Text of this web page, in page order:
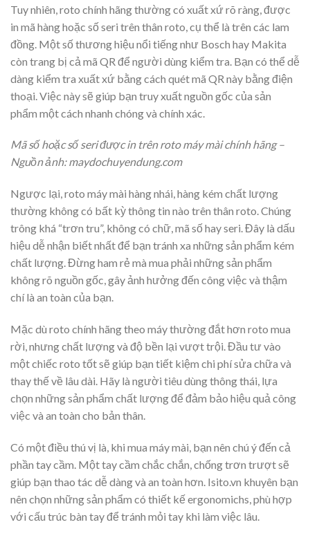
Tuy nhiên, roto chính hãng thường có xuất xứ rõ ràng, được
in mã hàng hoặc số seri trên thân roto, cụ thể là trên các lam
đồng. Một số thương hiệu nổi tiếng như Bosch hay Makita
còn trang bị cả mã QR để người dùng kiểm tra. Bạn có thể dễ
dàng kiểm tra xuất xứ bằng cách quét mã QR này bằng điện
thoại. Việc này sẽ giúp bạn truy xuất nguồn gốc của sản
phẩm một cách nhanh chóng và chính xác.
Mã số hoặc số seri được in trên roto máy mài chính hãng –
Nguồn ảnh: maydochuyendung.com
Ngược lại, roto máy mài hàng nhái, hàng kém chất lượng
thường không có bất kỳ thông tin nào trên thân roto. Chúng
trông khá “trơn tru”, không có chữ, mã số hay seri. Đây là dấu
hiệu dễ nhận biết nhất để bạn tránh xa những sản phẩm kém
chất lượng. Đừng ham rẻ mà mua phải những sản phẩm
không rõ nguồn gốc, gây ảnh hưởng đến công việc và thậm
chí là an toàn của bạn.
Mặc dù roto chính hãng theo máy thường đắt hơn roto mua
rời, nhưng chất lượng và độ bền lại vượt trội. Đầu tư vào
một chiếc roto tốt sẽ giúp bạn tiết kiệm chi phí sửa chữa và
thay thế về lâu dài. Hãy là người tiêu dùng thông thái, lựa
chọn những sản phẩm chất lượng để đảm bảo hiệu quả công
việc và an toàn cho bản thân.
Có một điều thú vị là, khi mua máy mài, bạn nên chú ý đến cả
phần tay cầm. Một tay cầm chắc chắn, chống trơn trượt sẽ
giúp bạn thao tác dễ dàng và an toàn hơn. Isito.vn khuyên bạn
nên chọn những sản phẩm có thiết kế ergonomichs, phù hợp
với cấu trúc bàn tay để tránh mỏi tay khi làm việc lâu.